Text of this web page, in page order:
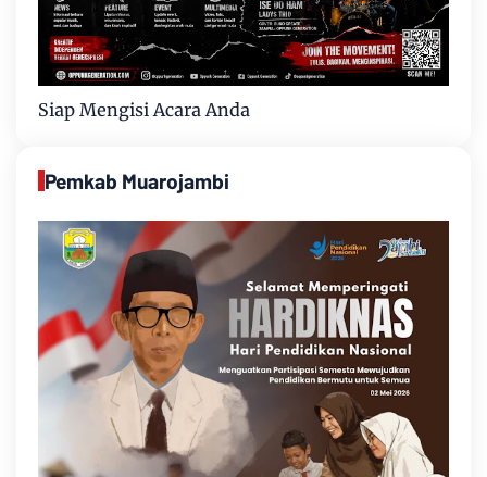
Siap Mengisi Acara Anda
Pemkab Muarojambi